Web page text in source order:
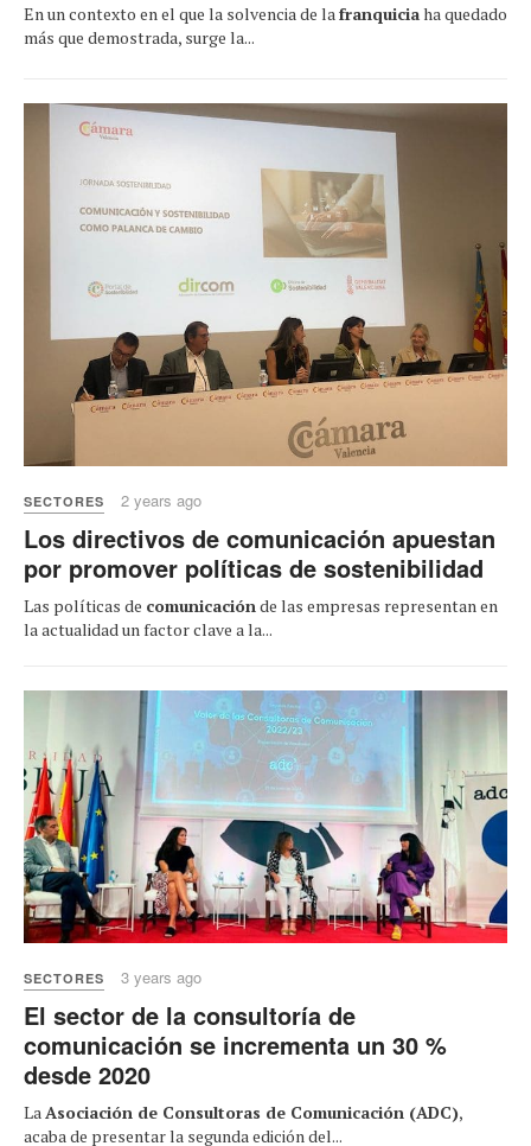
En un contexto en el que la solvencia de la franquiciaha quedado
más que demostrada, surge la...
SECTORES 2 years ago
Los directivos de comunicación apuestan
por promover políticas de sostenibilidad
Las políticas de comunicaciónde las empresas representan en
la actualidad un factor clave a la...
SECTORES 3 years ago
El sector de la consultoría de
comunicación se incrementa un 30 %
desde 2020
La Asociación de Consultoras de Comunicación (ADC),
acaba de presentar la segunda edición del...